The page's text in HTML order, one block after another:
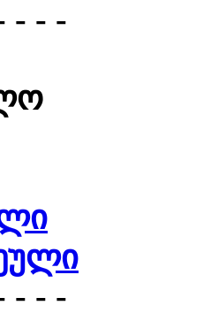
- - -
- - -